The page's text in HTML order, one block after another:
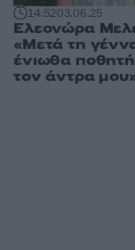
14:5203.06.25
Ελεονώρα
«Μετά τη
ένιωθα
τον άντρα